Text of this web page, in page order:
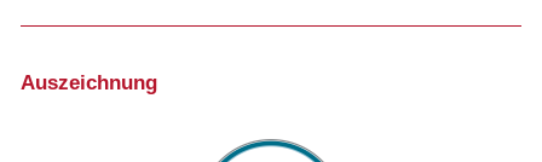
Auszeichnung